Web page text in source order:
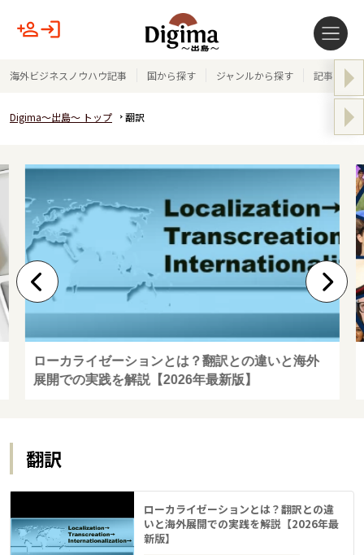
海外ビジネスノウハウ記事 国から探す ジャンルから探す 記事テー
Digima～出島～ トップ 翻訳
ローカライゼーションとは？翻訳との違いと海外
展開での実践を解説【2026年最新版】
翻訳
ローカライゼーションとは？翻訳との違
いと海外展開での実践を解説【2026年最
新版】